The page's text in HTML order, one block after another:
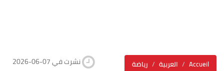
رياضة العربية Accueil 2026-06-07 نشرت في